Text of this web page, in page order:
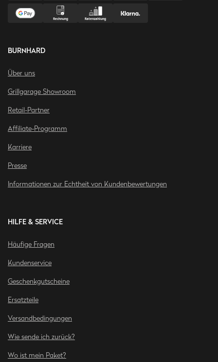
BURNHARD
Über uns
Grillgarage Showroom
Retail-Partner
Affiliate-Programm
Karriere
Presse
Informationen zur Echtheit von Kundenbewertungen
HILFE & SERVICE
Häufige Fragen
Kundenservice
Geschenkgutscheine
Ersatzteile
Versandbedingungen
Wie sende ich zurück?
Wo ist mein Paket?